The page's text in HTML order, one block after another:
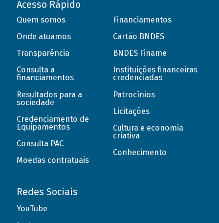
Acesso Rápido
Quem somos
Onde atuamos
Transparência
Consulta a
financiamentos
Resultados para a
sociedade
Credenciamento de
Equipamentos
Consulta PAC
Moedas contratuais
Financiamentos
Cartão BNDES
BNDES Finame
Instituições financeiras
credenciadas
Patrocínios
Licitações
Cultura e economia
criativa
Conhecimento
Redes Sociais
YouTube